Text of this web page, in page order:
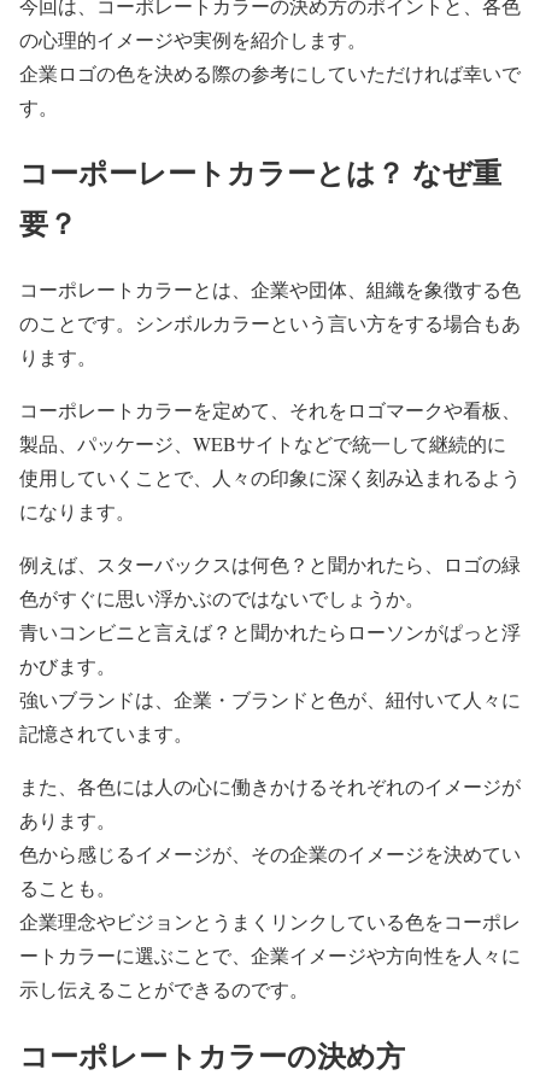
の心理的イメージや実例を紹介します。
企業ロゴの色を決める際の参考にしていただければ幸いで
す。
コーポーレートカラーとは？ なぜ重
要？
コーポレートカラーとは、企業や団体、組織を象徴する色
のことです。シンボルカラーという言い方をする場合もあ
ります。
コーポレートカラーを定めて、それをロゴマークや看板、
製品、パッケージ、WEBサイトなどで統一して継続的に
使用していくことで、人々の印象に深く刻み込まれるよう
になります。
例えば、スターバックスは何色？と聞かれたら、ロゴの緑
色がすぐに思い浮かぶのではないでしょうか。
青いコンビニと言えば？と聞かれたらローソンがぱっと浮
かびます。
強いブランドは、企業・ブランドと色が、紐付いて人々に
記憶されています。
また、各色には人の心に働きかけるそれぞれのイメージが
あります。
色から感じるイメージが、その企業のイメージを決めてい
ることも。
企業理念やビジョンとうまくリンクしている色をコーポレ
ートカラーに選ぶことで、企業イメージや方向性を人々に
示し伝えることができるのです。
コーポレートカラーの決め方